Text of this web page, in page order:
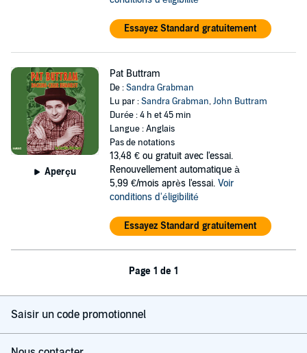
Essayez Standard gratuitement
Aperçu
Pat Buttram
De :Sandra Grabman
Lu par :Sandra Grabman,John Buttram
Durée : 4 h et 45 min
Langue : Anglais
Pas de notations
13,48 € ou gratuit avec l'essai.
Renouvellement automatique à
5,99 €/mois après l'essai. Voir
conditions d'éligibilité
Essayez Standard gratuitement
Page 1 de 1
Saisir un code promotionnel